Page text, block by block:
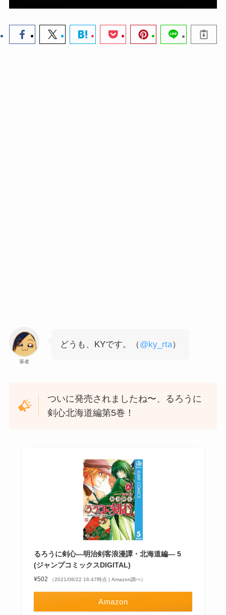
筆者
どうも、KYです。（@ky_rta）
ついに発売されましたね〜、るろうに
剣心北海道編第5巻！
るろうに剣心―明治剣客浪漫譚・北海道編― 5
(ジャンプコミックスDIGITAL)
¥502 （2021/08/22 16:47時点 | Amazon調べ）
Amazon